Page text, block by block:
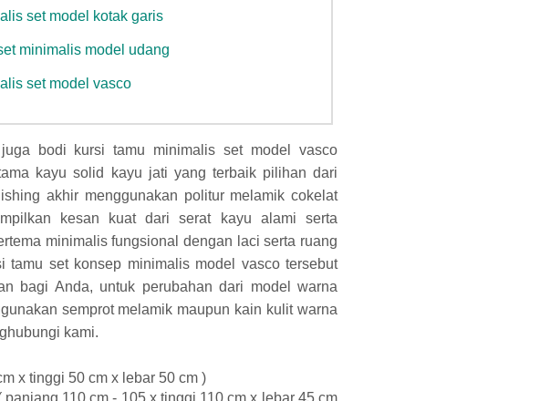
set model kotak garis
minimalis model udang
set model vasco
bodi kursi tamu minimalis set model vasco
kayu solid kayu jati yang terbaik pilihan dari
akhir menggunakan politur melamik cokelat
kesan kuat dari serat kayu alami serta
minimalis fungsional dengan laci serta ruang
tamu set konsep minimalis model vasco tersebut
bagi Anda, untuk perubahan dari model warna
semprot melamik maupun kain kulit warna
kami.
x tinggi 50 cm x lebar 50 cm )
panjang 110 cm - 105 x tinggi 110 cm x lebar 45 cm